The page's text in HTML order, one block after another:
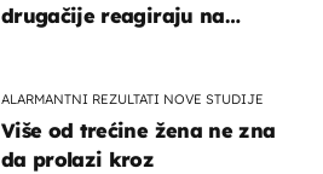
drugačije reagiraju na
ALARMANTNI REZULTATI NOVE STUDIJE
Više od trećine žena ne zna
da prolazi kroz